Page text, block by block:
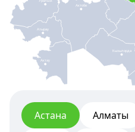
Актау
Актобе
Атырау
Кызылорда
Астана Алматы